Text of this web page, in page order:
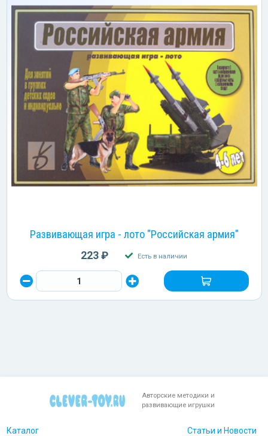
Развивающая игра - лото "Российская армия"
223 ₽ Есть в наличии
Авторские методики и
развивающие игрушки
Каталог Статьи и Новости